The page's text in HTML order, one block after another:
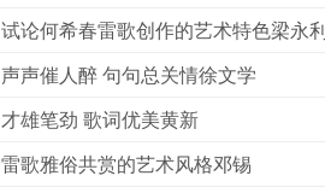
试论何希春雷歌创作的艺术特色梁永
声声催人醉 句句总关情徐文学
才雄笔劲 歌词优美黄新
雷歌雅俗共赏的艺术风格邓锡